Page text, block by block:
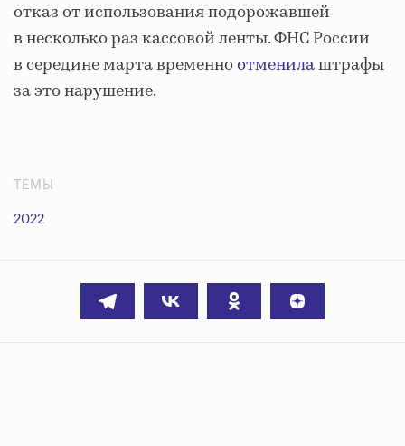
отказ от использования подорожавшей
в несколько раз кассовой ленты. ФНС России
в середине марта временноотменилаштрафы
за это нарушение.
ТЕМЫ
2022